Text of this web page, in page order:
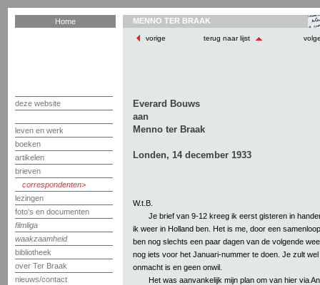
Home
deze website
leven en werk
boeken
artikelen
brieven
correspondenten
lezingen
foto's en documenten
filmliga
waakzaamheid
bibliotheek
over Ter Braak
nieuws/contact
MENNO TER BRAAK
vorige terug naar lijst
Everard Bouws
aan
Menno ter Braak
Londen, 14 december 1933
W.t.B.
Je brief van 9-12 kreeg ik eerst gisteren in
ik weer in Holland ben. Het is me, door een
ben nog slechts een paar dagen van de volgende
nog iets voor het Januari-nummer te doen. Je zult
onmacht is en geen onwil.
Het was aanvankelijk mijn plan om van hier via